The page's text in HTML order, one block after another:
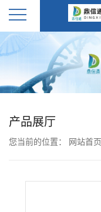
公
产品展厅
您当前的位置： 网站首页